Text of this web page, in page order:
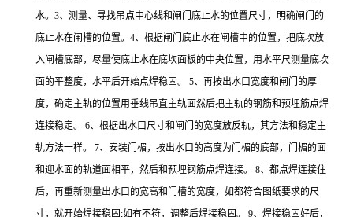
水。3、测量、寻找吊点中心线和闸门底止水的位置尺寸，明确闸门的
底止水在闸槽的位置。4、根据闸门底止水在闸槽中的位置，把底坎放
入闸槽底部，尽量使底止水在底坎面板的中央位置，用水平尺测量底坎
面的平整度，水平后开始点焊稳固。 5、再按出水口宽度和闸门的厚
度，确定主轨的位置用垂线吊直主轨面然后把主轨的钢筋和预埋筋点焊
连接稳定。 6、根据出水口尺寸和闸门的宽度放反轨，其方法和稳定主
轨方法一样。 7、安装门楣，按出水口的高度为门楣的底部，门楣的面
和迎水面的轨道面相平，然后和预埋钢筋点焊连接。 8、都点焊连接住
后，再重新测量出水口的宽高和门槽的宽度，如都符合图纸要求的尺
寸，就开始焊接稳固;如有不符，调整后焊接稳固。 9、焊接稳固好后，